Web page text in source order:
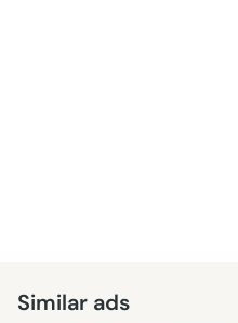
Similar ads